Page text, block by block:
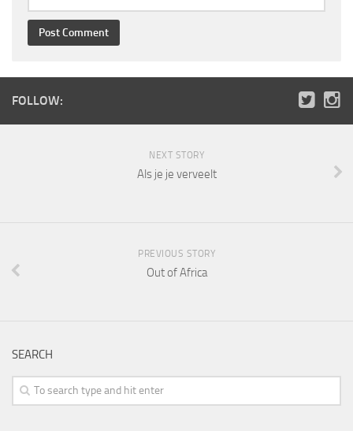
FOLLOW:
NEXT STORY
Als je je verveelt
PREVIOUS STORY
Out of Africa
SEARCH